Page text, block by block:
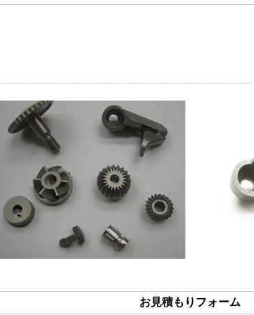
お見積もりフォーム